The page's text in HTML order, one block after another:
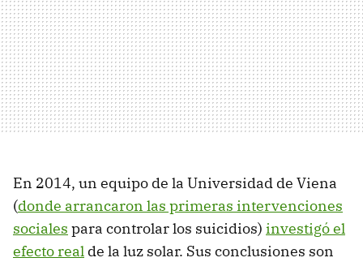
En 2014, un equipo de la Universidad de Viena
(donde arrancaron las primeras intervenciones
sociales para controlar los suicidios) investigó el
efecto real de la luz solar. Sus conclusiones son